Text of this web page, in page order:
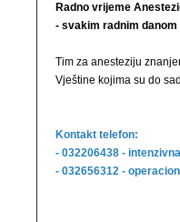
Radno vrijeme
- svakim radnim danom
Tim za anesteziju
Vještine kojima su do
Kontakt telefon:
- 032206438 -
- 032656312 -